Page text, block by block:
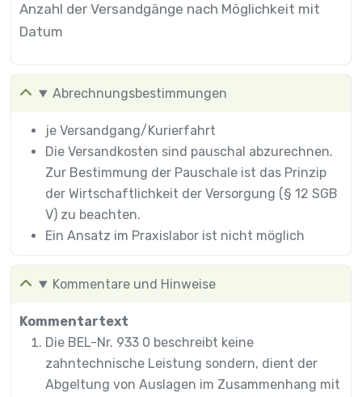
Anzahl der Versandgänge nach Möglichkeit mit
Datum
Abrechnungsbestimmungen
je Versandgang/Kurierfahrt
Die Versandkosten sind pauschal abzurechnen.
Zur Bestimmung der Pauschale ist das Prinzip
der Wirtschaftlichkeit der Versorgung (§ 12 SGB
V) zu beachten.
Ein Ansatz im Praxislabor ist nicht möglich
Kommentare und Hinweise
Kommentartext
Die BEL-Nr. 933 0 beschreibt keine
zahntechnische Leistung sondern, dient der
Abgeltung von Auslagen im Zusammenhang mit